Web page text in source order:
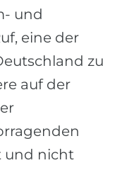
und
eine der
zu
auf der
und nicht